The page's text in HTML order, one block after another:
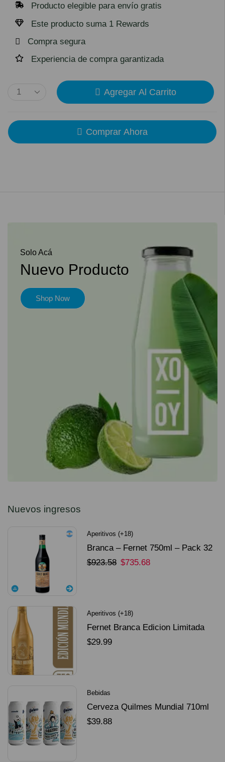
Producto elegible para envío gratis
Este producto suma 1 Rewards
Compra segura
Experiencia de compra garantizada
Agregar Al Carrito
Comprar Ahora
Solo Acá
Nuevo Producto
Shop Now
Nuevos ingresos
Aperitivos (+18)
Branca – Fernet 750ml – Pack 32
Unidades
$923.58 $735.68
Aperitivos (+18)
Fernet Branca Edicion Limitada
Dorado Mundial
$29.99
Bebidas
Cerveza Quilmes Mundial 710ml
packX4
$39.88